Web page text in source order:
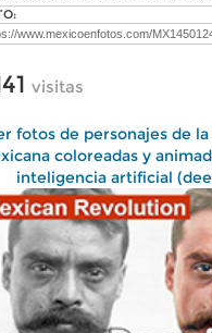
visitas
fotos de personajes de
coloreadas y
inteligencia artificial